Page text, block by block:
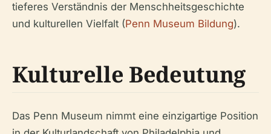
tieferes Verständnis der Menschheitsgeschichte
und kulturellen Vielfalt (Penn Museum Bildung).
Kulturelle Bedeutung
Das Penn Museum nimmt eine einzigartige Position